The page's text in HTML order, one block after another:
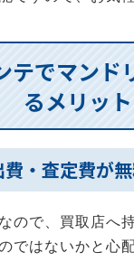
テでマンド
るメリット
・査定費が
ので、買取店へ
ではないかと心